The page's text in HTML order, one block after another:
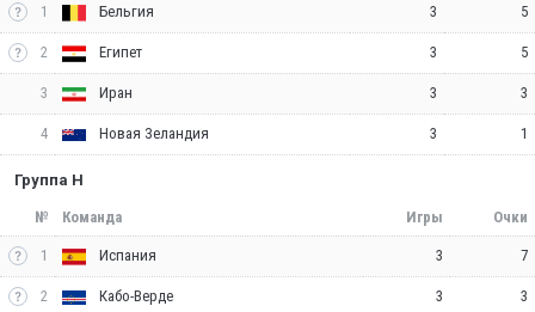
1 Бельгия 3 5
2 Египет 3 5
3 Иран 3 3
4 Новая Зеландия 3 1
Группа H
№ Команда Игры Очки
1 Испания 3 7
2 Кабо-Верде 3 3